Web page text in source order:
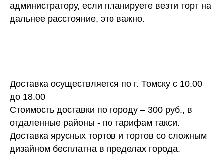
администратору, если планируете везти торт на
дальнее расстояние, это важно.
Доставка осуществляется по г. Томску с 10.00
до 18.00
Стоимость доставки по городу – 300 руб., в
отдаленные районы - по тарифам такси.
Доставка ярусных тортов и тортов со сложным
дизайном бесплатна в пределах города.